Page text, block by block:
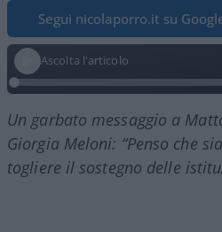
Segui nicolaporro.it su
Ascolta l'articolo
Un garbato messaggio a
Giorgia Meloni: “Penso che
togliere il sostegno delle